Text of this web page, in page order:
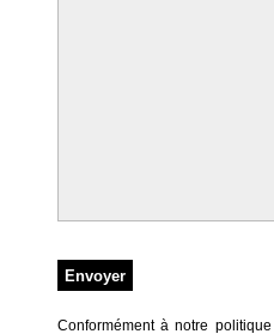
Conformément à notre